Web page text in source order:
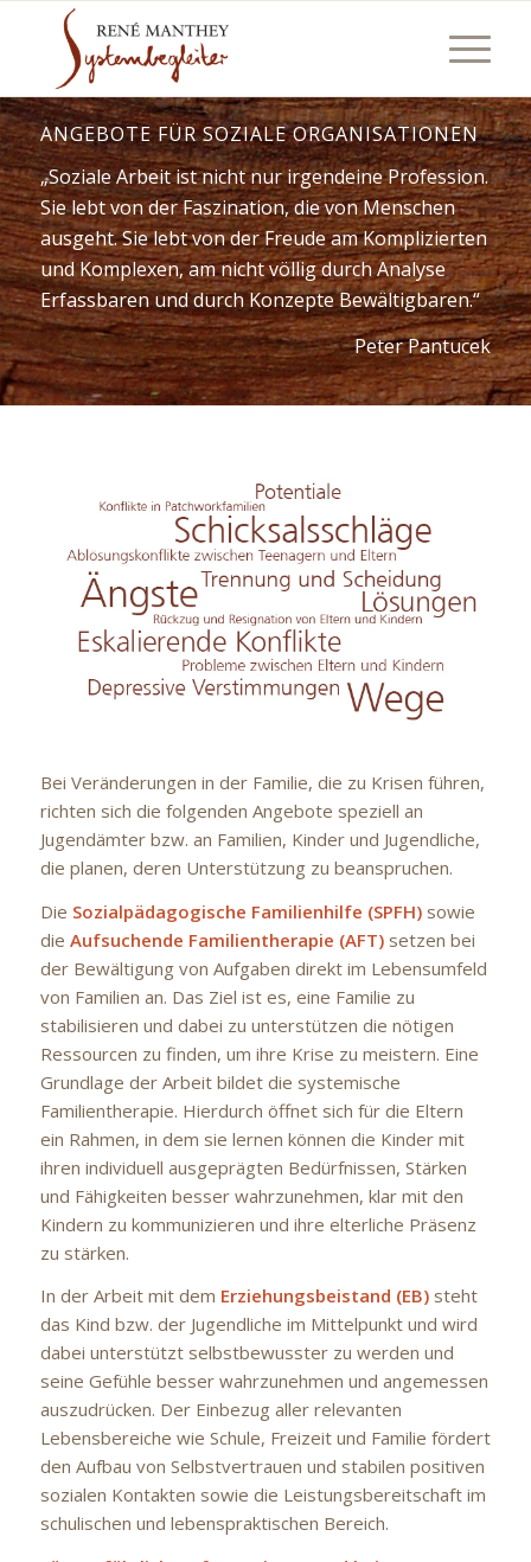
ANGEBOTE FÜR SOZIALE ORGANISATIONEN
„Soziale Arbeit ist nicht nur irgendeine Profession.
Sie lebt von der Faszination, die von Menschen
ausgeht. Sie lebt von der Freude am Komplizierten
und Komplexen, am nicht völlig durch Analyse
Erfassbaren und durch Konzepte Bewältigbaren.“
Peter Pantucek
Bei Veränderungen in der Familie, die zu Krisen führen,
richten sich die folgenden Angebote speziell an
Jugendämter bzw. an Familien, Kinder und Jugendliche,
die planen, deren Unterstützung zu beanspruchen.
Die Sozialpädagogische Familienhilfe (SPFH)sowie
die Aufsuchende Familientherapie (AFT)setzen bei
der Bewältigung von Aufgaben direkt im Lebensumfeld
von Familien an. Das Ziel ist es, eine Familie zu
stabilisieren und dabei zu unterstützen die nötigen
Ressourcen zu finden, um ihre Krise zu meistern. Eine
Grundlage der Arbeit bildet die systemische
Familientherapie. Hierdurch öffnet sich für die Eltern
ein Rahmen, in dem sie lernen können die Kinder mit
ihren individuell ausgeprägten Bedürfnissen, Stärken
und Fähigkeiten besser wahrzunehmen, klar mit den
Kindern zu kommunizieren und ihre elterliche Präsenz
zu stärken.
In der Arbeit mit dem Erziehungsbeistand (EB)steht
das Kind bzw. der Jugendliche im Mittelpunkt und wird
dabei unterstützt selbstbewusster zu werden und
seine Gefühle besser wahrzunehmen und angemessen
auszudrücken. Der Einbezug aller relevanten
Lebensbereiche wie Schule, Freizeit und Familie fördert
den Aufbau von Selbstvertrauen und stabilen positiven
sozialen Kontakten sowie die Leistungsbereitschaft im
schulischen und lebenspraktischen Bereich.